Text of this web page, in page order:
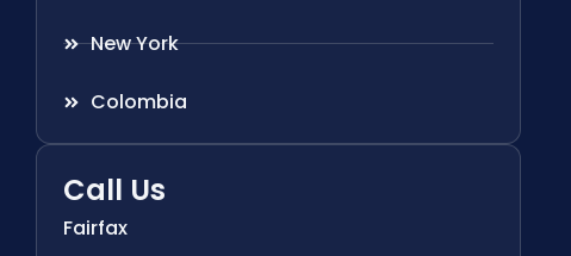
New York
Colombia
Call Us
Fairfax